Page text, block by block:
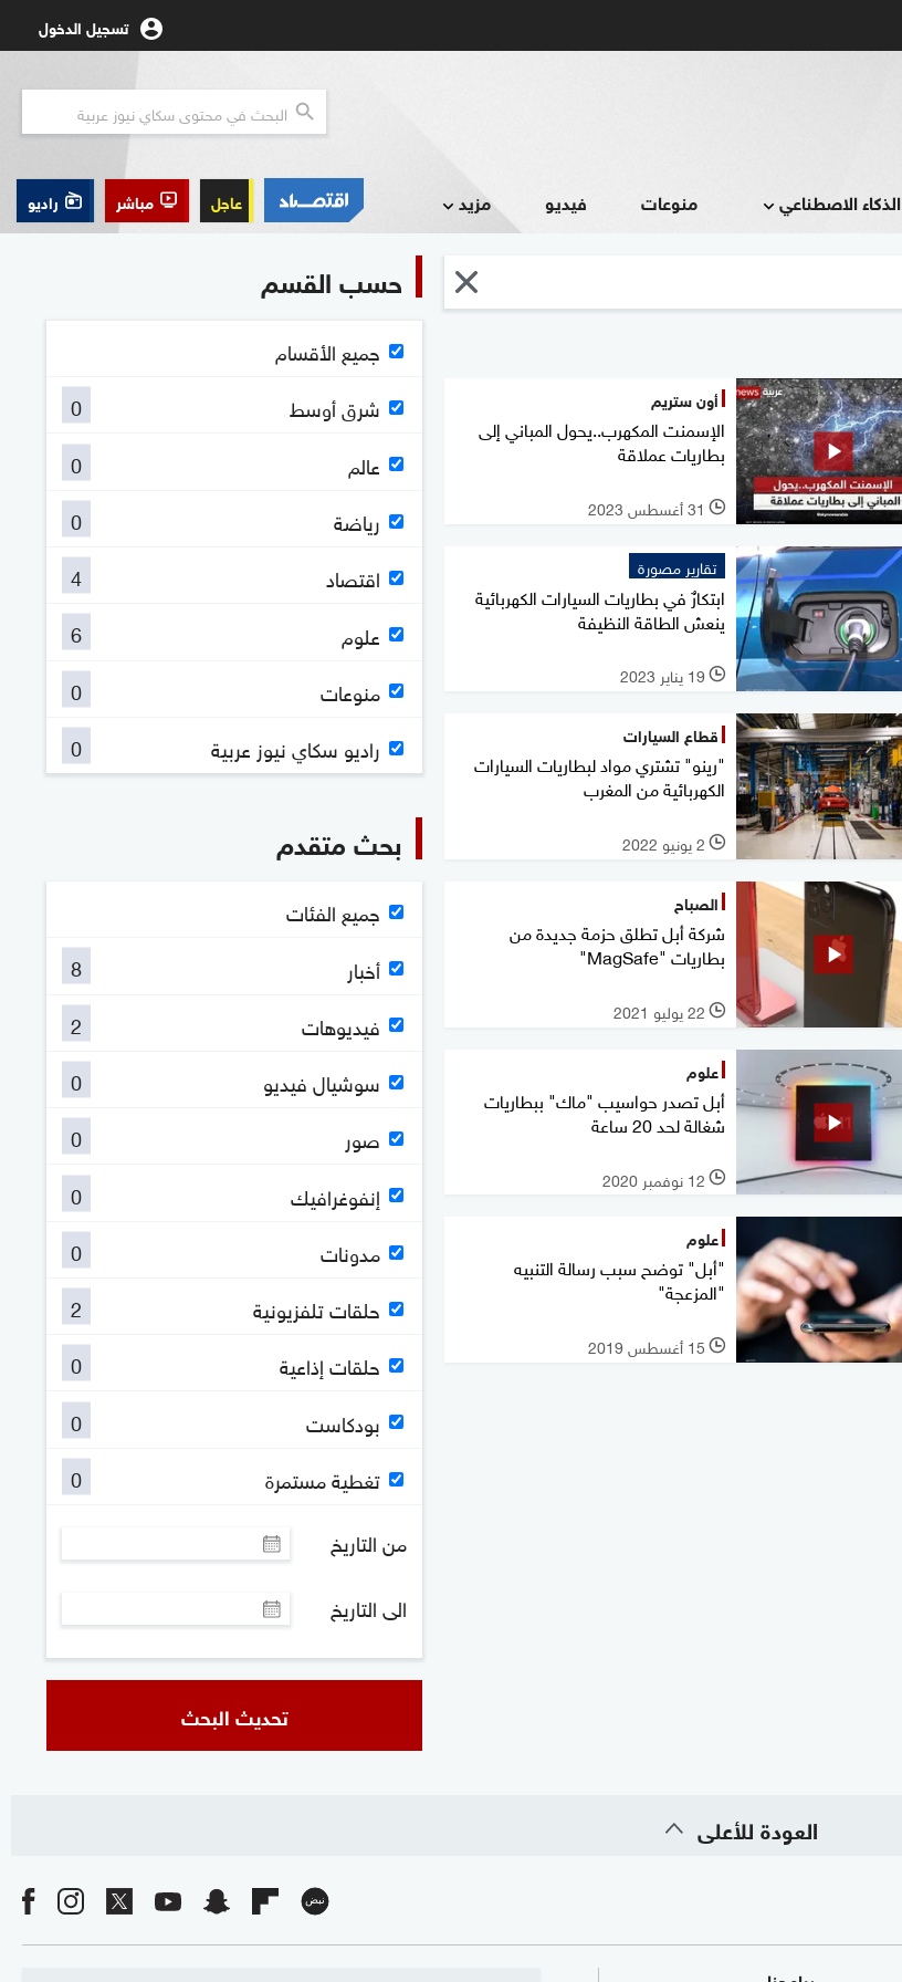
تسجيل الدخول
الذكاء الاصطناعي منوعات فيديو مزيد عاجل مباشر راديو
أون ستريم
الإسمنت المكهرب..يحول المباني إلى
بطاريات عملاقة
l 31 أغسطس 2023
تقارير مصورة
ابتكارٌ في بطاريات السيارات الكهربائية
ينعش الطاقة النظيفة
l 19 يناير 2023
قطاع السيارات
"رينو" تشتري مواد لبطاريات السيارات
الكهربائية من المغرب
l 2 يونيو 2022
الصباح
شركة أبل تطلق حزمة جديدة من
بطاريات "MagSafe"
l 22 يوليو 2021
علوم
أبل تصدر حواسيب "ماك" ببطاريات
شغالة لحد 20 ساعة
l 12 نوفمبر 2020
علوم
"أبل" توضح سبب رسالة التنبيه
"المزعجة"
l 15 أغسطس 2019
حسب القسم
جميع الأقسام
شرق أوسط
0
عالم
0
رياضة
0
اقتصاد
4
علوم
6
منوعات
0
راديو سكاي نيوز عربية
0
بحث متقدم
جميع الفئات
أخبار
8
فيديوهات
2
سوشيال فيديو
0
صور
0
إنفوغرافيك
0
مدونات
0
حلقات تلفزيونية
2
حلقات إذاعية
0
بودكاست
0
تغطية مستمرة
0
من التاريخ
الى التاريخ
تحديث البحث
العودة للأعلى